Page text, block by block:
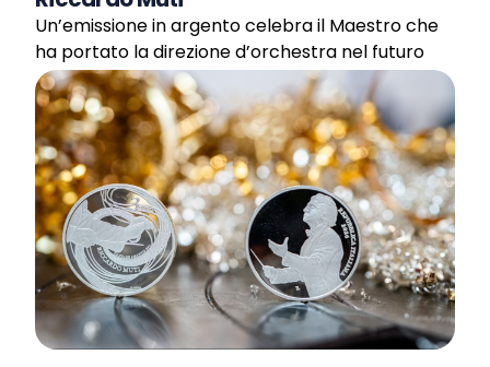
Un’emissione in argento celebra il Maestro che
ha portato la direzione d’orchestra nel futuro